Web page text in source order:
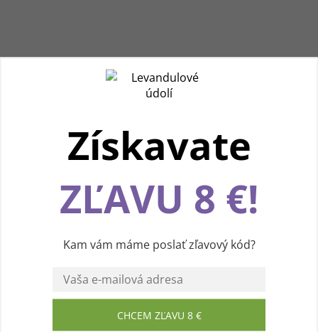
pohodlnú cestu webom Levanduľového údolia.
Vďaka vašim podnetom neustále zlepšujeme
jeho funkcie, výkon a prehľadnosť. Ďakujeme a
Súhlasím
Získavate
ZĽAVU 8 €!
Kam vám máme poslať zľavový kód?
CHCEM ZĽAVU 8 €